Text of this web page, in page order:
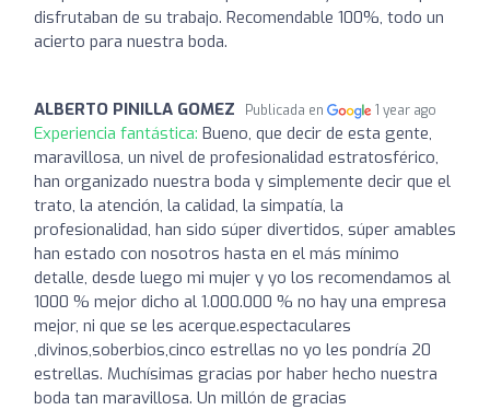
disfrutaban de su trabajo. Recomendable 100%, todo un
acierto para nuestra boda.
ALBERTO PINILLA GOMEZ Publicada en 1 year ago
Experiencia fantástica: Bueno, que decir de esta gente,
maravillosa, un nivel de profesionalidad estratosférico,
han organizado nuestra boda y simplemente decir que el
trato, la atención, la calidad, la simpatía, la
profesionalidad, han sido súper divertidos, súper amables
han estado con nosotros hasta en el más mínimo
detalle, desde luego mi mujer y yo los recomendamos al
1000 % mejor dicho al 1.000.000 % no hay una empresa
mejor, ni que se les acerque.espectaculares
,divinos,soberbios,cinco estrellas no yo les pondría 20
estrellas. Muchísimas gracias por haber hecho nuestra
boda tan maravillosa. Un millón de gracias